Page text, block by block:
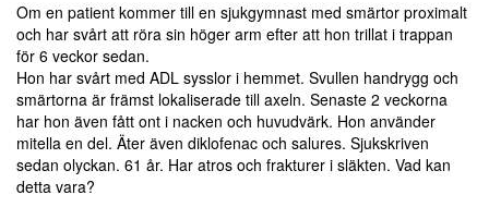
Om en patient kommer till en sjukgymnast med smärtor proximalt
och har svårt att röra sin höger arm efter att hon trillat i trappan
för 6 veckor sedan.
Hon har svårt med ADL sysslor i hemmet. Svullen handrygg och
smärtorna är främst lokaliserade till axeln. Senaste 2 veckorna
har hon även fått ont i nacken och huvudvärk. Hon använder
mitella en del. Äter även diklofenac och salures. Sjukskriven
sedan olyckan. 61 år. Har atros och frakturer i släkten. Vad kan
detta vara?